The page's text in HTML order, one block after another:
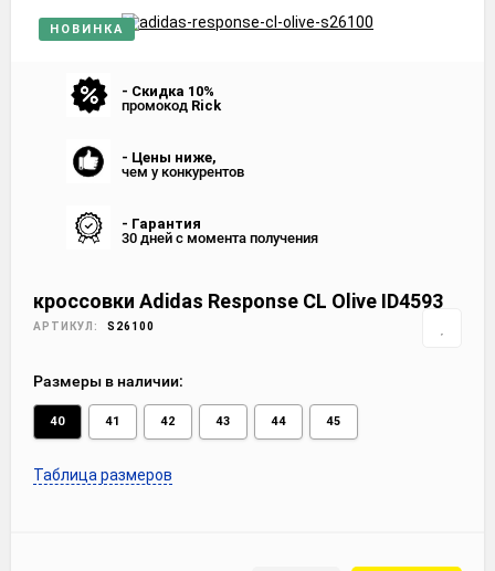
НОВИНКА
- Скидка 10%
промокод Rick
- Цены ниже,
чем у конкурентов
- Гарантия
30 дней с момента получения
кроссовки Adidas Response CL Olive ID4593
АРТИКУЛ: S26100
Размеры в наличии:
40 41 42 43 44 45
Таблица размеров